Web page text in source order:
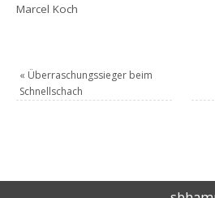
Marcel Koch
« Überraschungssieger beim
Schnellschach